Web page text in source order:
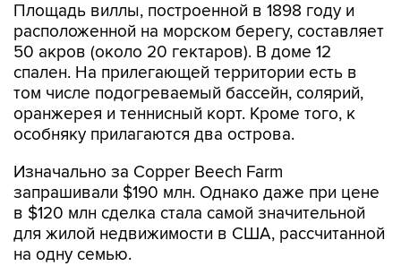
Площадь виллы, построенной в 1898 году и
расположенной на морском берегу, составляет
50 акров (около 20 гектаров). В доме 12
спален. На прилегающей территории есть в
том числе подогреваемый бассейн, солярий,
оранжерея и теннисный корт. Кроме того, к
особняку прилагаются два острова.
Изначально за Copper Beech Farm
запрашивали $190 млн. Однако даже при цене
в $120 млн сделка стала самой значительной
для жилой недвижимости в США, рассчитанной
на одну семью.